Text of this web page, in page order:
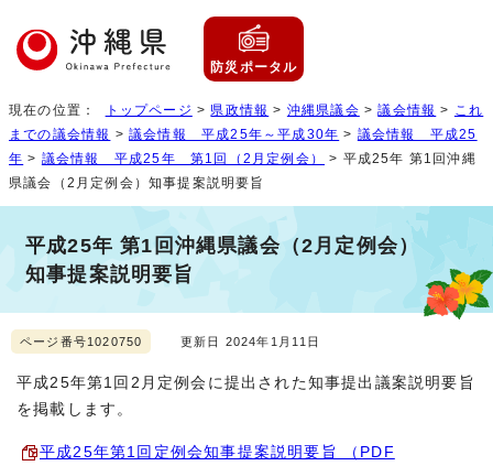
防災ポータル
現在の位置： トップページ > 県政情報 > 沖縄県議会 >議会情報 > これ
までの議会情報 >議会情報 平成25年～平成30年 > 議会情報 平成25
年 > 議会情報 平成25年 第1回（2月定例会）
> 平成25年 第1回沖縄
県議会（2月定例会）知事提案説明要旨
平成25年 第1回沖縄県議会（2月定例会）
知事提案説明要旨
ページ番号1020750 更新日 2024年1月11日
平成25年第1回2月定例会に提出された知事提出議案説明要旨
を掲載します。
平成25年第1回定例会知事提案説明要旨 （PDF